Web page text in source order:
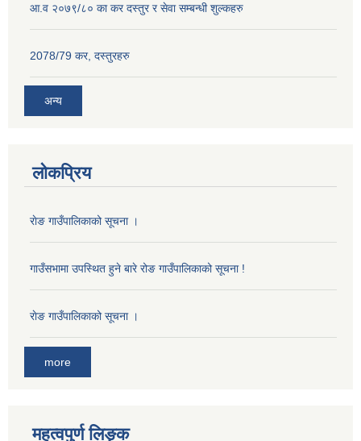
आ.व २०७९/८० का कर दस्तुर र सेवा सम्बन्धी शुल्कहरु
2078/79 कर, दस्तुरहरु
अन्य
लोकप्रिय
राेङ गाउँपालिकाको सूचना ।
गाउँसभामा उपस्थित हुने बारे रोङ गाउँपालिकाको सूचना !
राेङ गाउँपालिकाको सूचना ।
more
महत्वपुर्ण लिङ्क